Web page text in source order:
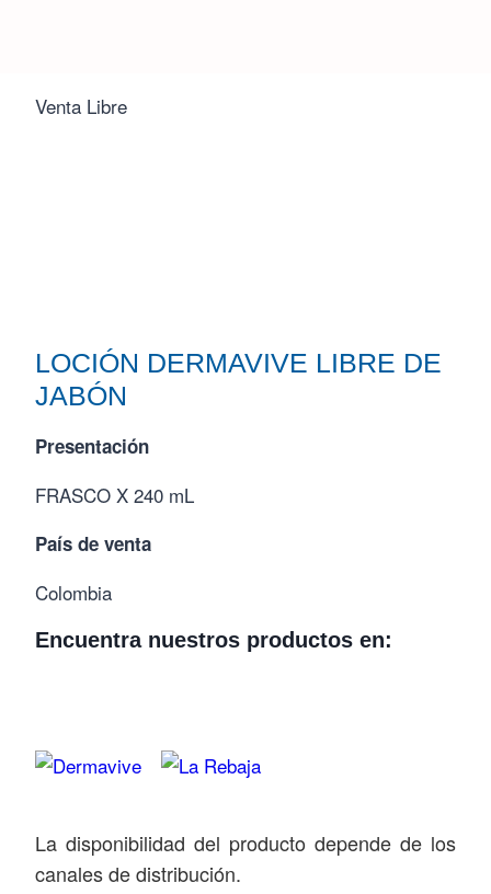
Venta Libre
LOCIÓN DERMAVIVE LIBRE DE
JABÓN
Presentación
FRASCO X 240 mL
País de venta
Colombia
Encuentra nuestros productos en:
La disponibilidad del producto depende de los
canales de distribución.